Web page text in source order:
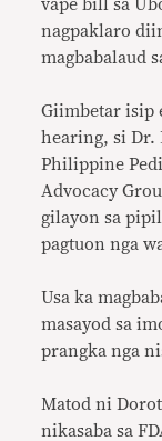
vape bill sa
nagpaklaro
magbabalaud
Giimbetar isip
hearing, si Dr.
Philippine
Advocacy
gilayon sa
pagtuon nga
Usa ka
masayod sa
prangka nga
Matod ni
nikasaba sa